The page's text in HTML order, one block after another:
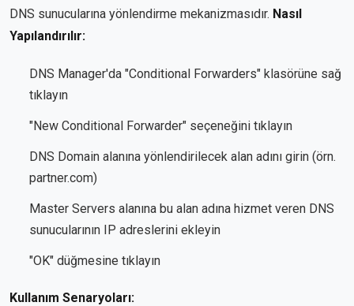
DNS sunucularına yönlendirme mekanizmasıdır. Nasıl
Yapılandırılır:
DNS Manager'da "Conditional Forwarders" klasörüne sağ
tıklayın
"New Conditional Forwarder" seçeneğini tıklayın
DNS Domain alanına yönlendirilecek alan adını girin (örn.
partner.com)
Master Servers alanına bu alan adına hizmet veren DNS
sunucularının IP adreslerini ekleyin
"OK" düğmesine tıklayın
Kullanım Senaryoları: